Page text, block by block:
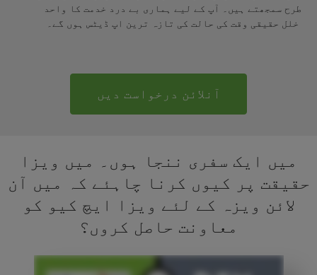
طرح سمجھتے ہیں۔ آپ کے لیے ہماری بے درد خدمت کا واحد
خلل حقیقی وقت کی حالت کی تازہ ترین اپ ڈیٹس ہوں گے۔
آنلائن درخواست دیں
میں ایک سفری ننجا ہوں۔ میں ویزا
حقیقت پر کیوں کرنا چاہئے کہ میں آن
لائن ویزہ کے لئے ویزا ایچ کیو کو
معاونت حاصل کروں؟